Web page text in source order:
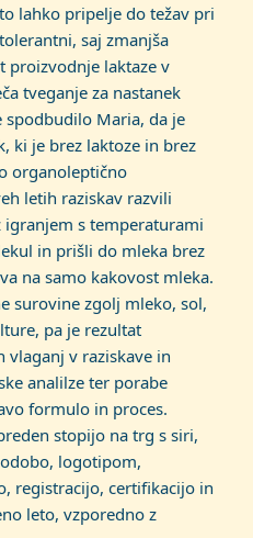
lahko pripelje do težav pri
saj zmanjša
proizvodnje laktaze v
tveganje za nastanek
spodbudilo Maria, da je
ki je brez laktoze in brez
organoleptično
letih raziskav razvili
s temperaturami
in prišli do mleka brez
na samo kakovost mleka.
surovine zgolj mleko, sol,
pa je rezultat
vlaganj v raziskave in
analilze ter porabe
formulo in proces.
stopijo na trg s siri,
logotipom,
registracijo, certifikacijo in
leto, vzporedno z